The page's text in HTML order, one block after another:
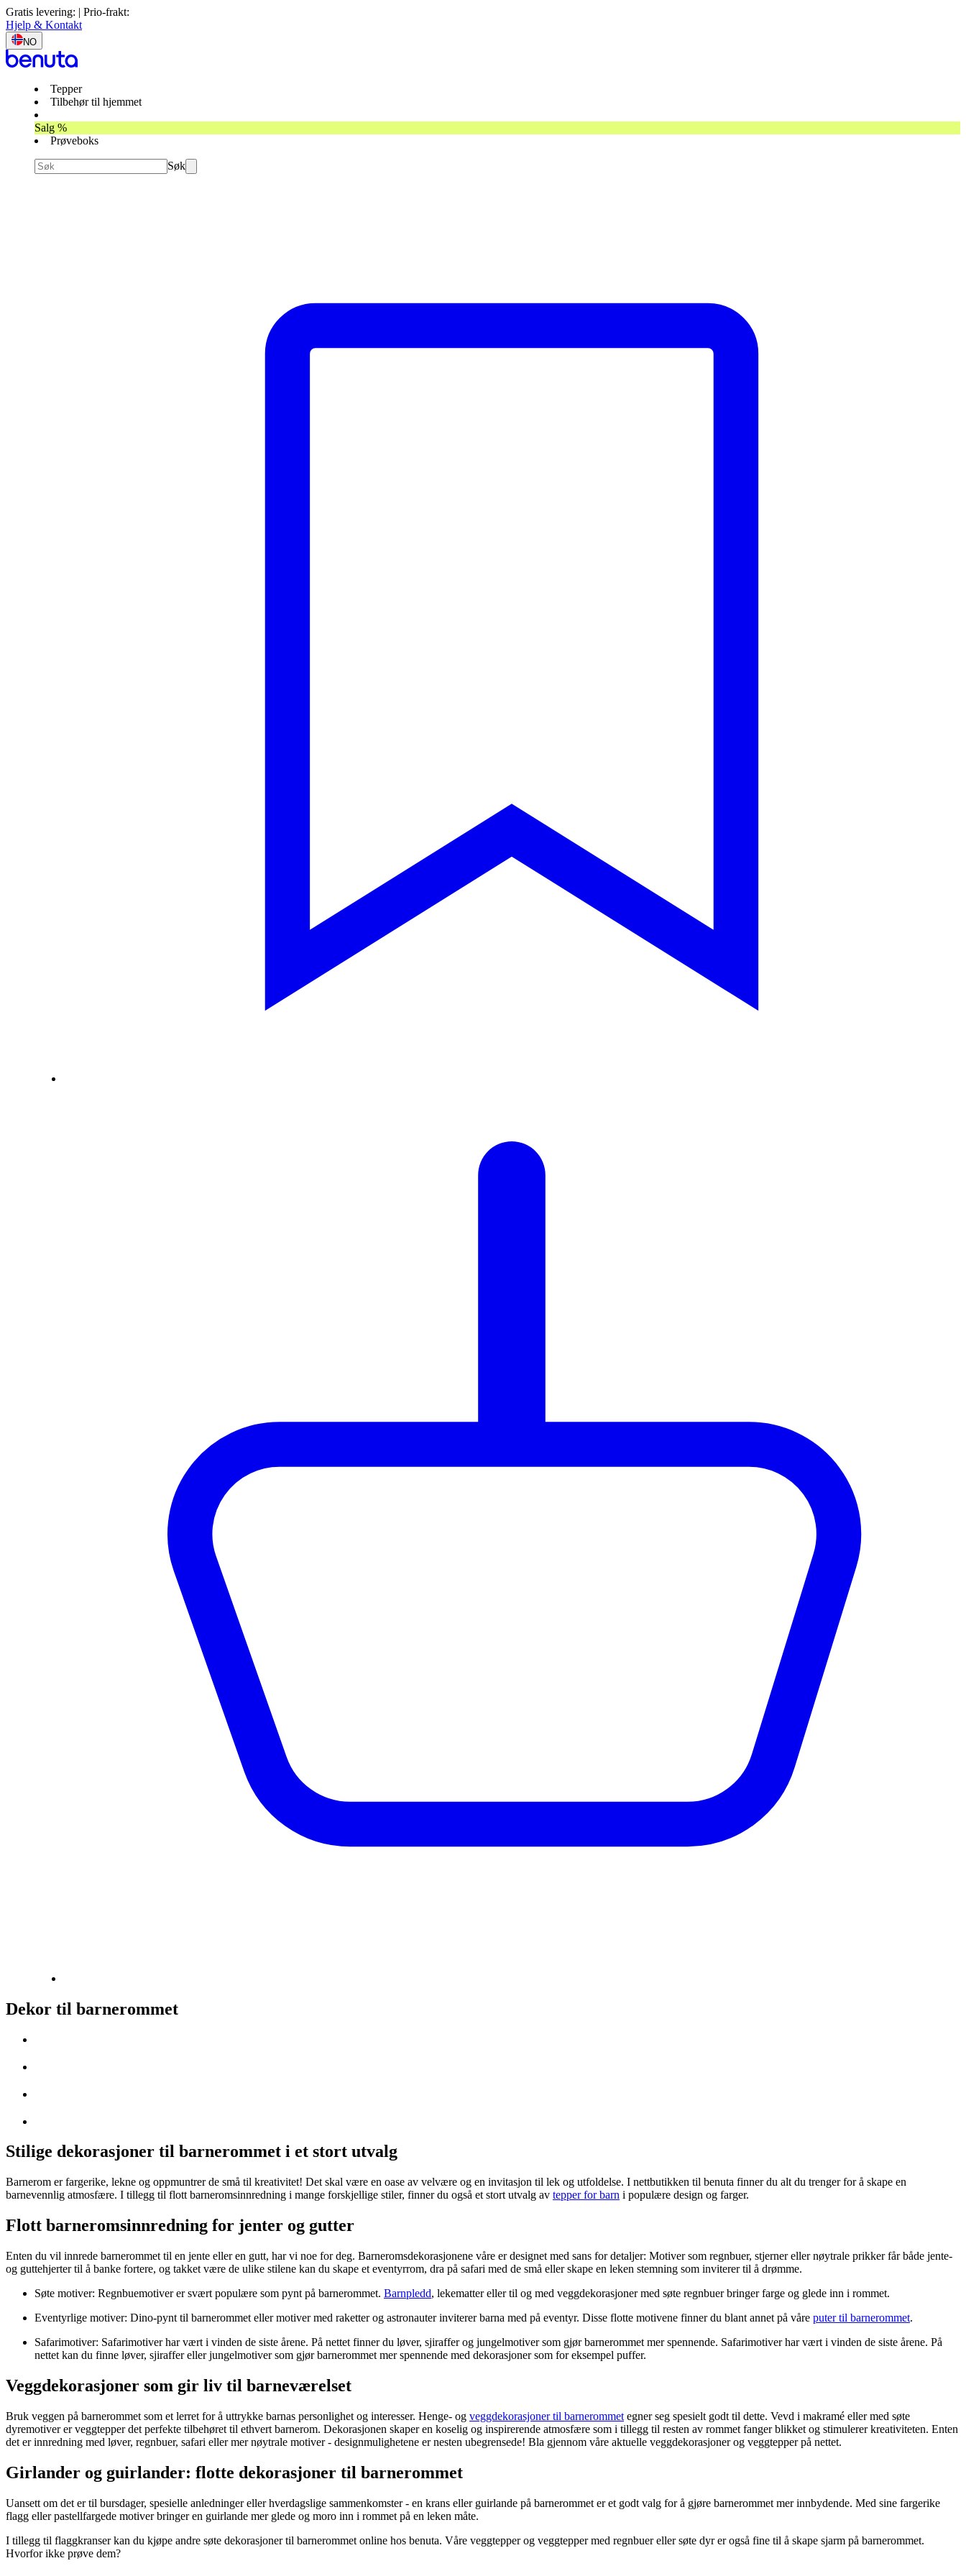
Gratis levering: | Prio-frakt:
Hjelp & Kontakt
NO
Tepper
Tilbehør til hjemmet
Salg %
Prøveboks
Søk
Dekor til barnerommet
Stilige dekorasjoner til barnerommet i et stort utvalg
Barnerom er fargerike, lekne og oppmuntrer de små til kreativitet! Det skal være en oase av velvære og en invitasjon til lek og utfoldelse. I nettbutikken til benuta finner du alt du trenger for å skape en
barnevennlig atmosfære. I tillegg til flott barneromsinnredning i mange forskjellige stiler, finner du også et stort utvalg av tepper for barn i populære design og farger.
Flott barneromsinnredning for jenter og gutter
Enten du vil innrede barnerommet til en jente eller en gutt, har vi noe for deg. Barneromsdekorasjonene våre er designet med sans for detaljer: Motiver som regnbuer, stjerner eller nøytrale prikker får både jente-
og guttehjerter til å banke fortere, og takket være de ulike stilene kan du skape et eventyrrom, dra på safari med de små eller skape en leken stemning som inviterer til å drømme.
Søte motiver: Regnbuemotiver er svært populære som pynt på barnerommet. Barnpledd, lekematter eller til og med veggdekorasjoner med søte regnbuer bringer farge og glede inn i rommet.
Eventyrlige motiver: Dino-pynt til barnerommet eller motiver med raketter og astronauter inviterer barna med på eventyr. Disse flotte motivene finner du blant annet på våre puter til barnerommet.
Safarimotiver: Safarimotiver har vært i vinden de siste årene. På nettet finner du løver, sjiraffer og jungelmotiver som gjør barnerommet mer spennende. Safarimotiver har vært i vinden de siste årene. På
nettet kan du finne løver, sjiraffer eller jungelmotiver som gjør barnerommet mer spennende med dekorasjoner som for eksempel puffer.
Veggdekorasjoner som gir liv til barneværelset
Bruk veggen på barnerommet som et lerret for å uttrykke barnas personlighet og interesser. Henge- og veggdekorasjoner til barnerommet egner seg spesielt godt til dette. Vevd i makramé eller med søte
dyremotiver er veggtepper det perfekte tilbehøret til ethvert barnerom. Dekorasjonen skaper en koselig og inspirerende atmosfære som i tillegg til resten av rommet fanger blikket og stimulerer kreativiteten. Enten
det er innredning med løver, regnbuer, safari eller mer nøytrale motiver - designmulighetene er nesten ubegrensede! Bla gjennom våre aktuelle veggdekorasjoner og veggtepper på nettet.
Girlander og guirlander: flotte dekorasjoner til barnerommet
Uansett om det er til bursdager, spesielle anledninger eller hverdagslige sammenkomster - en krans eller guirlande på barnerommet er et godt valg for å gjøre barnerommet mer innbydende. Med sine fargerike
flagg eller pastellfargede motiver bringer en guirlande mer glede og moro inn i rommet på en leken måte.
I tillegg til flaggkranser kan du kjøpe andre søte dekorasjoner til barnerommet online hos benuta. Våre veggtepper og veggtepper med regnbuer eller søte dyr er også fine til å skape sjarm på barnerommet.
Hvorfor ikke prøve dem?